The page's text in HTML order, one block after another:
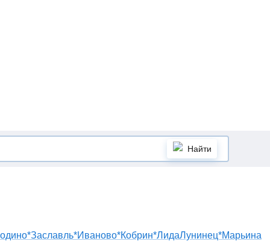
Найти
Заславль*Иваново*Кобрин*ЛидаЛунинец*Марьина